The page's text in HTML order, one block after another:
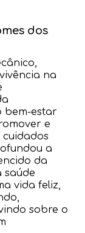
por
no
próprio
dos
na
bem-estar
e
cuidados
a
da
saúde
vida feliz,
sobre o